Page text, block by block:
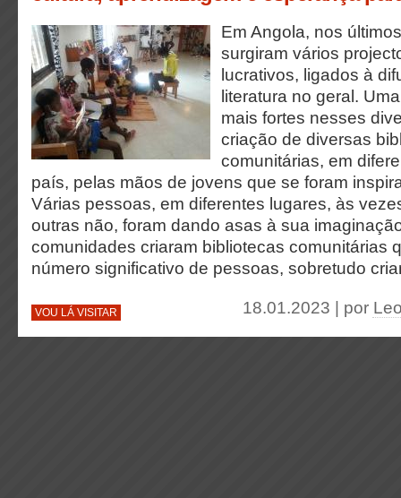
Em Angola, nos
surgiram vários
lucrativos, ligados à
literatura no geral.
mais fortes nesses
criação de diversas
comunitárias, em
país, pelas mãos de jovens que se foram
Várias pessoas, em diferentes lugares, às
outras não, foram dando asas à sua
comunidades criaram bibliotecas comunitárias
número significativo de pessoas, sobretudo
VOU LÁ VISITAR 18.01.2023 | por